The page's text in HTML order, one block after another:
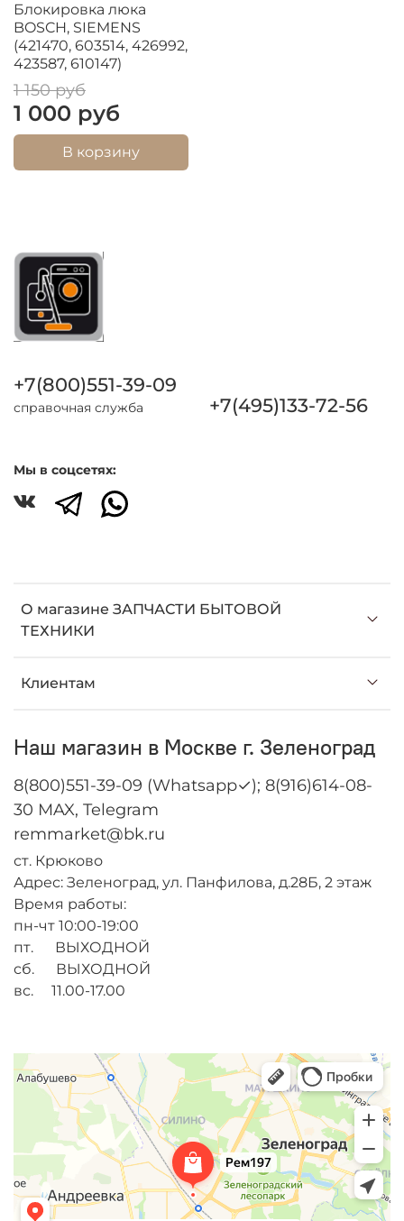
Блокировка люка
BOSCH, SIEMENS
(421470, 603514, 426992,
423587, 610147)
1 150 руб
1 000 руб
В корзину
О магазине ЗАПЧАСТИ БЫТОВОЙ
ТЕХНИКИ
Клиентам
+7(800)551-39-09
справочная служба +7(495)133-72-56
Мы в соцсетях:
Наш магазин в Москве г. Зеленоград
8(800)551-39-09 (Whatsapp✓); 8(916)614-08-
30 MAX, Telegram
remmarket@bk.ru
ст. Крюково
Адрес: Зеленоград, ул. Панфилова, д.28Б, 2 этаж
Время работы:
пн-чт 10:00-19:00
пт. ВЫХОДНОЙ
сб. ВЫХОДНОЙ
вс. 11.00-17.00